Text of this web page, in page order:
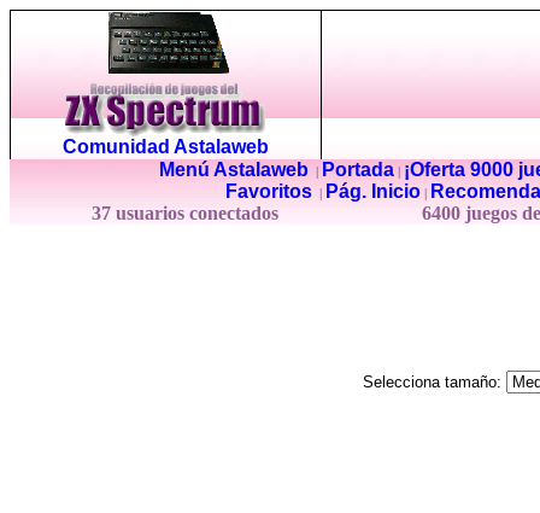
Comunidad Astalaweb
Menú Astalaweb| Portada|
¡Oferta 9000
Favoritos
Pág. Inicio
37 usuarios conectados
6400 juegos
Selecciona tamaño: